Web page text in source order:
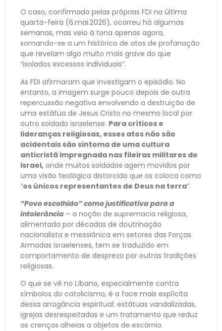
O caso, confirmado pelas próprias FDI na última
quarta-feira (6.mai.2026), ocorreu há algumas
semanas, mas veio à tona apenas agora,
somando-se a um histórico de atos de profanação
que revelam algo muito mais grave do que
“isolados excessos individuais”.
As FDI afirmaram que investigam o episódio. No
entanto, a imagem surge pouco depois de outra
repercussão negativa envolvendo a destruição de
uma estátua de Jesus Cristo no mesmo local por
outro soldado israelense. Para críticos e
lideranças religiosas, esses atos não são
acidentais são sintoma de uma cultura
anticristã impregnada nas fileiras militares de
Israel, onde muitos soldados agem movidos por
uma visão teológica distorcida que os coloca como
“os únicos representantes de Deus na terra”.
“Povo escolhido” como justificativa para a
intolerância – a noção de supremacia religiosa,
alimentada por décadas de doutrinação
nacionalista e messiânica em setores das Forças
Armadas israelenses, tem se traduzido em
comportamento de desprezo por outras tradições
religiosas.
O que se vê no Líbano, especialmente contra
símbolos do catolicismo, é a face mais explícita
dessa arrogância espiritual: estátuas vandalizadas,
igrejas desrespeitadas e um tratamento que reduz
as crenças alheias a objetos de escárnio.